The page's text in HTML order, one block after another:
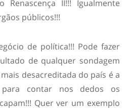
Renascença II!!! Igualmente
públicos!!!
de política!!! Pode fazer
de qualquer sondagem
desacreditada do país é a
para contar nos dedos os
Quer ver um exemplo